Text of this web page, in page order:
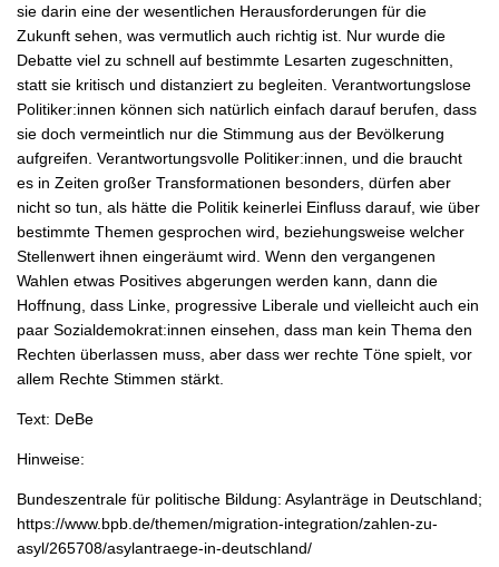
sie darin eine der wesentlichen Herausforderungen für die
Zukunft sehen, was vermutlich auch richtig ist. Nur wurde die
Debatte viel zu schnell auf bestimmte Lesarten zugeschnitten,
statt sie kritisch und distanziert zu begleiten. Verantwortungslose
Politiker:innen können sich natürlich einfach darauf berufen, dass
sie doch vermeintlich nur die Stimmung aus der Bevölkerung
aufgreifen. Verantwortungsvolle Politiker:innen, und die braucht
es in Zeiten großer Transformationen besonders, dürfen aber
nicht so tun, als hätte die Politik keinerlei Einfluss darauf, wie über
bestimmte Themen gesprochen wird, beziehungsweise welcher
Stellenwert ihnen eingeräumt wird. Wenn den vergangenen
Wahlen etwas Positives abgerungen werden kann, dann die
Hoffnung, dass Linke, progressive Liberale und vielleicht auch ein
paar Sozialdemokrat:innen einsehen, dass man kein Thema den
Rechten überlassen muss, aber dass wer rechte Töne spielt, vor
allem Rechte Stimmen stärkt.
Text: DeBe
Hinweise:
Bundeszentrale für politische Bildung: Asylanträge in Deutschland;
https://www.bpb.de/themen/migration-integration/zahlen-zu-
asyl/265708/asylantraege-in-deutschland/